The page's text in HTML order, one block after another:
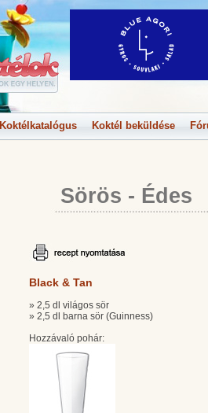
Koktélkatalógus Koktél beküldése
Sörös - Édes
Black & Tan
» 2,5 dl világos sör
» 2,5 dl barna sör (Guinness)
Hozzávaló pohár: